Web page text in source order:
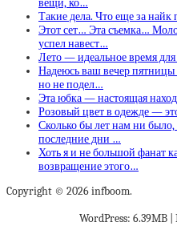
Такие дела. Что еще за найк
Этот сет… Эта съемка…
успел навест…
Лето — идеальное время
Надеюсь ваш вечер
но не подел…
Эта юбка — настоящая
Розовый цвет в одежде —
Сколько бы лет нам ни было,
последние дни …
Хоть я и не большой фанат
возвращение этого…
Copyright © 2026 infboom.
WordPress: 6.39MB |